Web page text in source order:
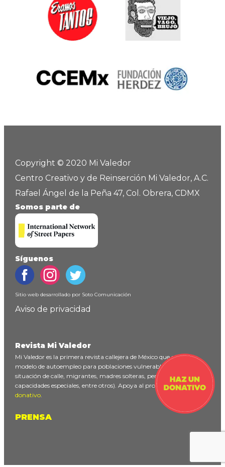
Copyright © 2020 Mi Valedor
Centro Creativo y de Reinserción Mi Valedor, A.C.
Rafael Ángel de la Peña 47, Col. Obrera, CDMX
Somos parte de
Síguenos
Sitio web desarrollado por Soto Comunicación
Aviso de privacidad
Revista Mi Valedor
Mi Valedor es la primera revista callejera de México que ofrece un
modelo de autoempleo para poblaciones vulnerables (personas en
situación de calle, migrantes, madres solteras, personas con
capacidades especiales, entre otros). Apoya al proyectohaciendo un
donativo.
PRENSA